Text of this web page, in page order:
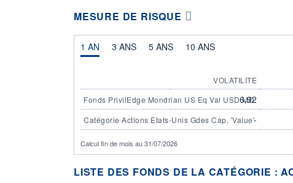
MESURE DE RISQUE
1 AN 3 ANS 5 ANS 10 ANS
VOLATILITE
Fonds PrivilEdge Mondrian US Eq Val USD MD
6,92
Catégorie Actions Etats-Unis Gdes Cap. 'Value'-
Calcul fin de mois au 31/07/2026
LISTE DES FONDS DE LA CATÉGORIE :